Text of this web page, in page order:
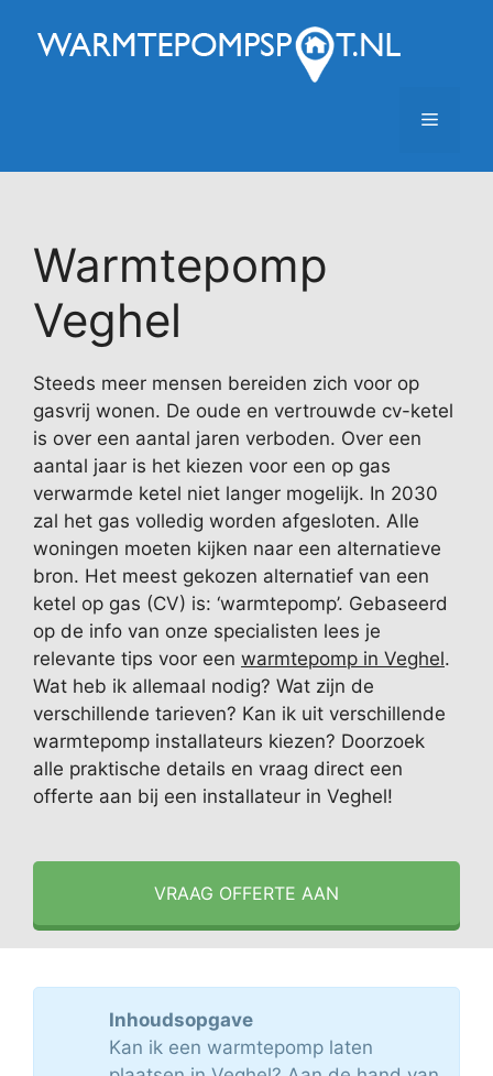
naar
Menu
Warmtepomp
Veghel
Steeds meer mensen bereiden zich voor op
gasvrij wonen. De oude en vertrouwde cv-ketel
is over een aantal jaren verboden. Over een
aantal jaar is het kiezen voor een op gas
verwarmde ketel niet langer mogelijk. In 2030
zal het gas volledig worden afgesloten. Alle
woningen moeten kijken naar een alternatieve
bron. Het meest gekozen alternatief van een
ketel op gas (CV) is: ‘warmtepomp’. Gebaseerd
op de info van onze specialisten lees je
relevante tips voor een warmtepomp in Veghel.
Wat heb ik allemaal nodig? Wat zijn de
verschillende tarieven? Kan ik uit verschillende
warmtepomp installateurs kiezen? Doorzoek
alle praktische details en vraag direct een
offerte aan bij een installateur in Veghel!
VRAAG OFFERTE AAN
Inhoudsopgave
Kan ik een warmtepomp laten